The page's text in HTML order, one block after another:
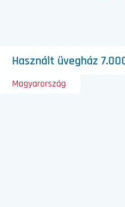
Használt üvegház
Magyarország